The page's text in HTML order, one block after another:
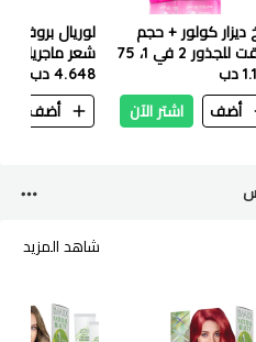
ديزار كولور + حجم
مؤقت للجذور 2 في 1، 75
بنيدب
أضف
اشتر الآن
لوريال
بني فاتح
4.648 دب
أضف
شاهد المزيد